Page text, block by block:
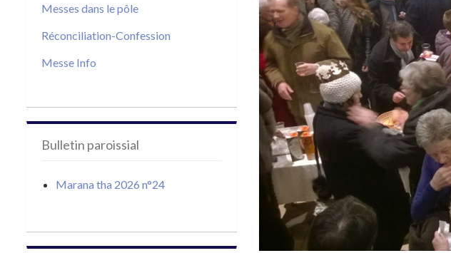
Messes dans le pôle
Réconciliation-Confession
Messe Info
Bulletin paroissial
Marana tha 2026 n°24